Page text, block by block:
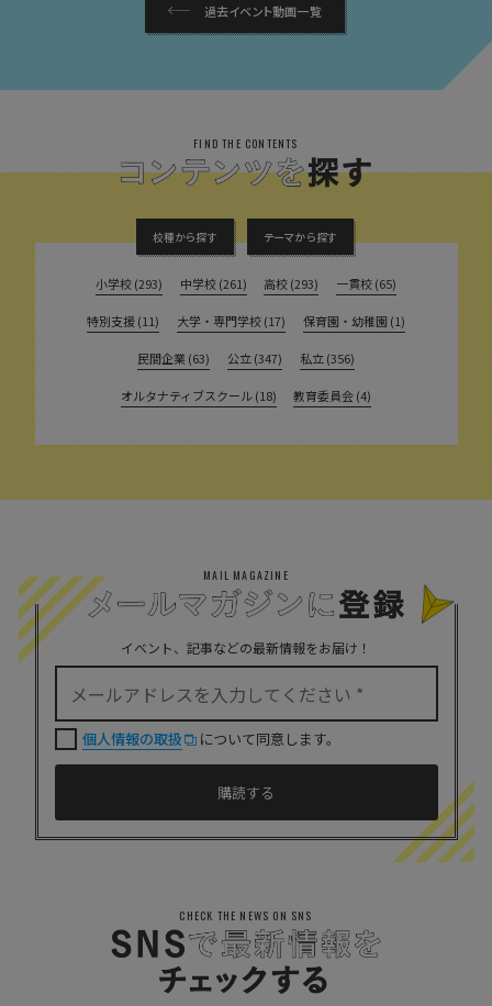
過去イベント動画一覧
FIND THE CONTENTS
校種から探す テーマから探す
小学校 (293) 中学校 (261) 高校 (293) 一貫校 (65)
特別支援 (11) 大学・専門学校 (17) 保育園・幼稚園 (1)
民間企業 (63) 公立 (347) 私立 (356)
オルタナティブスクール (18) 教育委員会 (4)
MAIL MAGAZINE
イベント、記事などの最新情報をお届け！
個人情報の取扱 について同意します。
CHECK THE NEWS ON SNS